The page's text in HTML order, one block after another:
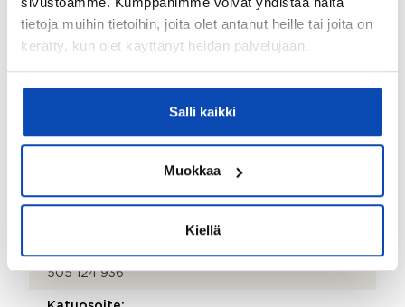
tietoja muihin tietoihin, joita olet antanut heille tai joita on
kerätty, kun olet käyttänyt heidän palvelujaan.
Salli kaikki
Muokkaa
Kiellä
Kiinteistönhoidosta vastaa:
Huoltoyhtiö
Isännöitsijätoimisto:
505 124 936